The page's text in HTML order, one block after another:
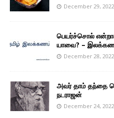
December 29, 2022
பெயர்ச்சொல்
யாவை? –
December 28, 2022
அவர் தாம் தந்தை
நடராஜன்
December 24, 2022